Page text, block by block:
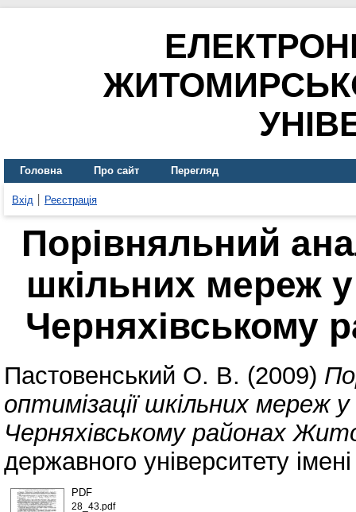
Головна Про сайт Перегляд
Вхід Реєстрація
Порівняльний
шкільних мереж
Черняхівському
Пастовенський О. В. (2009)
оптимізації шкільних мереж
Черняхівському районах
державного університету
PDF
28_43.pdf